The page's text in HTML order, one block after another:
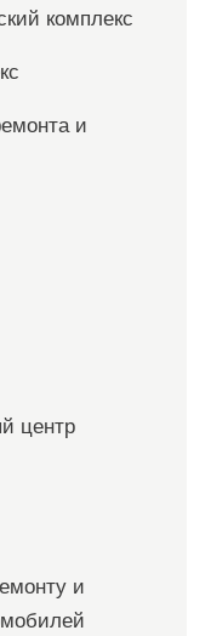
комплекс
и
центр
и